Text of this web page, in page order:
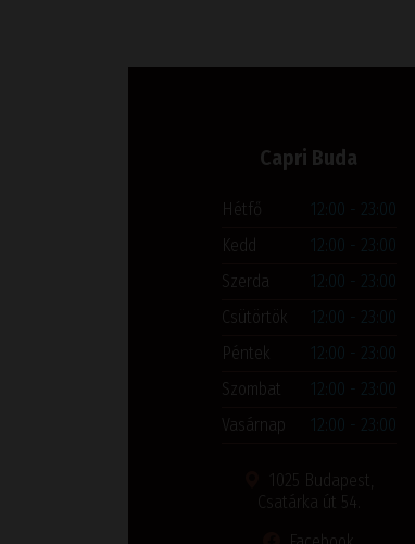
Capri Buda
Hétfő
12:00 - 23:00
Kedd
12:00 - 23:00
Szerda
12:00 - 23:00
Csütörtök
12:00 - 23:00
Péntek
12:00 - 23:00
Szombat
12:00 - 23:00
Vasárnap
12:00 - 23:00
1025 Budapest,
Csatárka út 54.